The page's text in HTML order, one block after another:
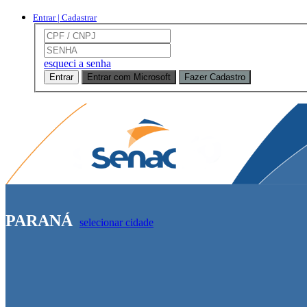
Entrar | Cadastrar
esqueci a senha
Entrar Entrar com Microsoft Fazer Cadastro
PARANÁ selecionar cidade